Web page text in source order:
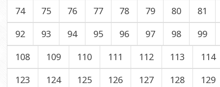
74
75 76 77 78 79 80
81
92
93 94 95 96 97 98
99
108
109 110 111 112 113
114
123
124 125 126 127 128
129